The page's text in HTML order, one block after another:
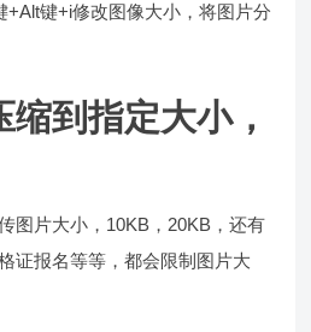
+Alt键+i修改图像大小，将图片分
到指定大小，
图片大小，10KB，20KB，还有
证报名等等，都会限制图片大